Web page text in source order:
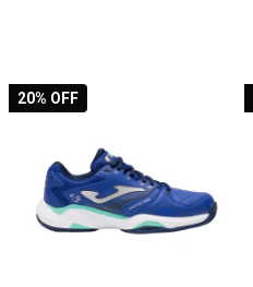
20% OFF